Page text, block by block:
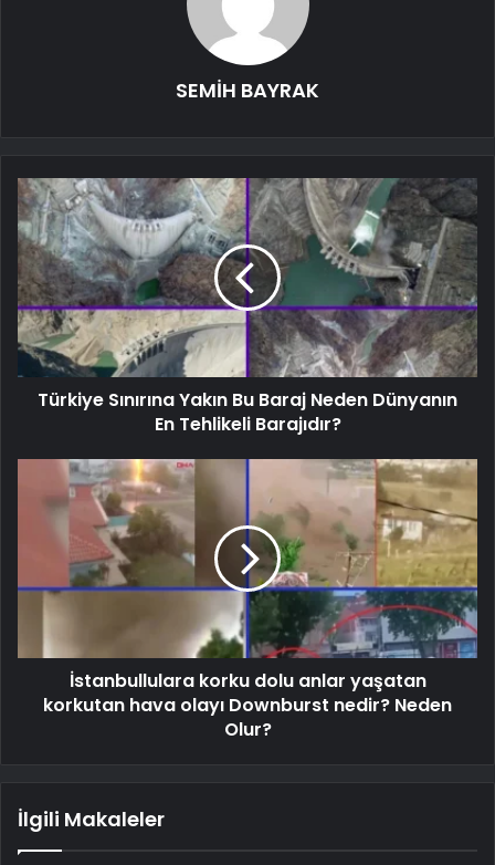
SEMİH BAYRAK
Türkiye Sınırına Yakın Bu Baraj Neden Dünyanın
En Tehlikeli Barajıdır?
İstanbullulara korku dolu anlar yaşatan
korkutan hava olayı Downburst nedir? Neden
Olur?
İlgili Makaleler